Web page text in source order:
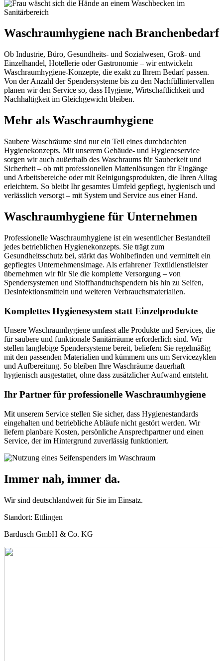
Waschraumhygiene nach Branchenbedarf
Ob Industrie, Büro, Gesundheits- und Sozialwesen, Groß- und
Einzelhandel, Hotellerie oder Gastronomie – wir entwickeln
Waschraumhygiene-Konzepte, die exakt zu Ihrem Bedarf passen.
Von der Anzahl der Spendersysteme bis zu den Nachfüllintervallen
planen wir den Service so, dass Hygiene, Wirtschaftlichkeit und
Nachhaltigkeit im Gleichgewicht bleiben.
Mehr als Waschraumhygiene
Saubere Waschräume sind nur ein Teil eines durchdachten
Hygienekonzepts. Mit unserem Gebäude- und Hygieneservice
sorgen wir auch außerhalb des Waschraums für Sauberkeit und
Sicherheit – ob mit professionellen Mattenlösungen für Eingänge
und Arbeitsbereiche oder mit Reinigungsprodukten, die Ihren Alltag
erleichtern. So bleibt Ihr gesamtes Umfeld gepflegt, hygienisch und
verlässlich versorgt – mit System und Service aus einer Hand.
Waschraumhygiene für Unternehmen
Professionelle Waschraumhygiene ist ein wesentlicher Bestandteil
jedes betrieblichen Hygienekonzepts. Sie trägt zum
Gesundheitsschutz bei, stärkt das Wohlbefinden und vermittelt ein
gepflegtes Unternehmensimage. Als erfahrener Textildienstleister
übernehmen wir für Sie die komplette Versorgung – von
Spendersystemen und Stoffhandtuchspendern bis hin zu Seifen,
Desinfektionsmitteln und weiteren Verbrauchsmaterialien.
Komplettes Hygienesystem statt Einzelprodukte
Unsere Waschraumhygiene umfasst alle Produkte und Services, die
für saubere und funktionale Sanitärräume erforderlich sind. Wir
stellen langlebige Spendersysteme bereit, beliefern Sie regelmäßig
mit den passenden Materialien und kümmern uns um Servicezyklen
und Aufbereitung. So bleiben Ihre Waschräume dauerhaft
hygienisch ausgestattet, ohne dass zusätzlicher Aufwand entsteht.
Ihr Partner für professionelle Waschraumhygiene
Mit unserem Service stellen Sie sicher, dass Hygienestandards
eingehalten und betriebliche Abläufe nicht gestört werden. Wir
liefern planbare Kosten, persönliche Ansprechpartner und einen
Service, der im Hintergrund zuverlässig funktioniert.
Immer nah, immer da.
Wir sind deutschlandweit für Sie im Einsatz.
Standort: Ettlingen
Bardusch GmbH & Co. KG